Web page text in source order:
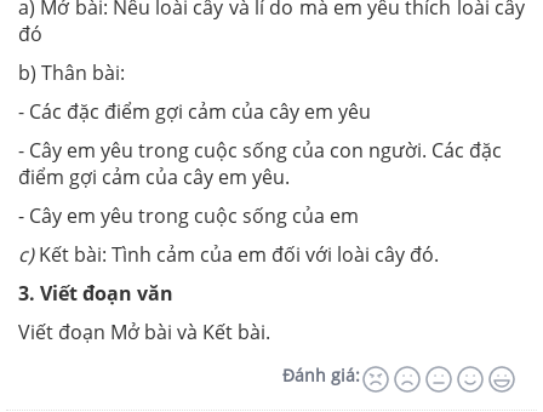
a) Mở bài: Nêu loài cây và lí do mà em yêu thích loài cây
đó
b) Thân bài:
- Các đặc điểm gợi cảm của cây em yêu
- Cây em yêu trong cuộc sống của con người. Các đặc
điểm gợi cảm của cây em yêu.
- Cây em yêu trong cuộc sống của em
c)Kết bài: Tình cảm của em đối với loài cây đó.
3. Viết đoạn văn
Viết đoạn Mở bài và Kết bài.
Đánh giá: